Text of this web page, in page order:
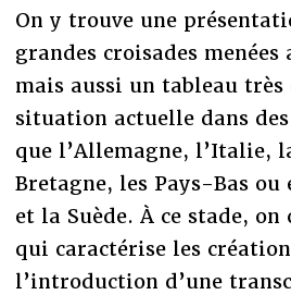
On y trouve une
grandes croisades
mais aussi un tableau très
situation actuelle dans
que l’Allemagne, l’Italie,
Bretagne, les Pays-Bas ou
et la Suède. À ce stade, on
qui caractérise les
l’introduction d’une